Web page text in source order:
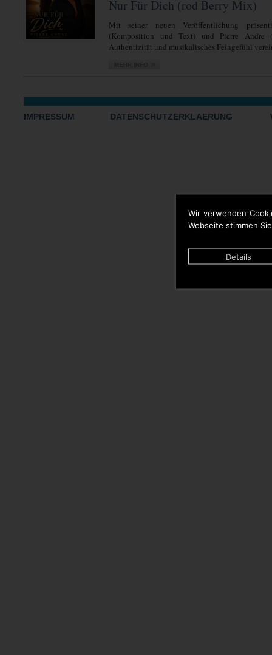
Wir verwenden
Webseite stimmen
Details
Nur Für Dich (rod Berry Mix)
Mit seiner neuen Veröffentlichung
(Komposition und Text) und Pierre Andre
Authentizität und musikalisches Feingefühl
IMPRESSUM DATENSCHUTZERKLAERUNG